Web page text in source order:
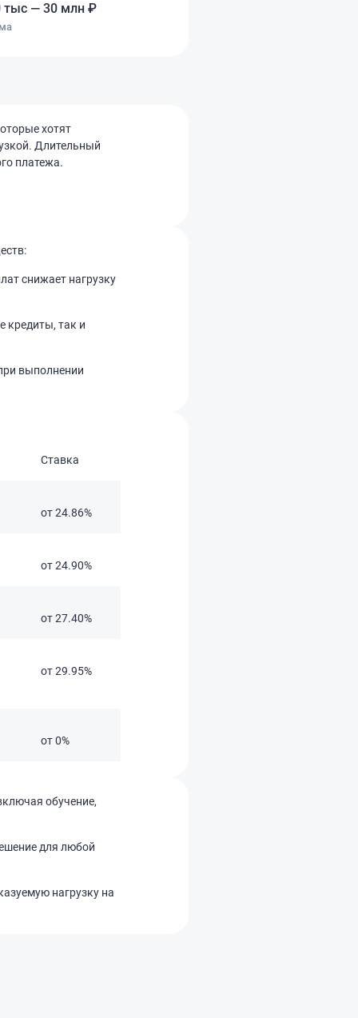
тыс — 30 млн ₽
хотят
Длительный
платежа.
снижает нагрузку
кредиты, так и
выполнении
Ставка
от 24.86%
от 24.90%
от 27.40%
от 29.95%
от 0%
обучение,
для любой
нагрузку на